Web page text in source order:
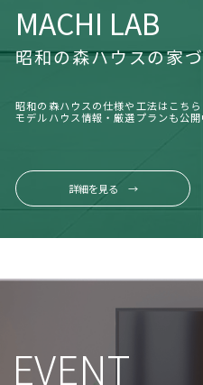
MACHI LAB
昭和の森ハウスの家
昭和の森ハウスの仕様や工法はこちら
モデルハウス情報・厳選プランも公開
詳細を見る →
EVENT